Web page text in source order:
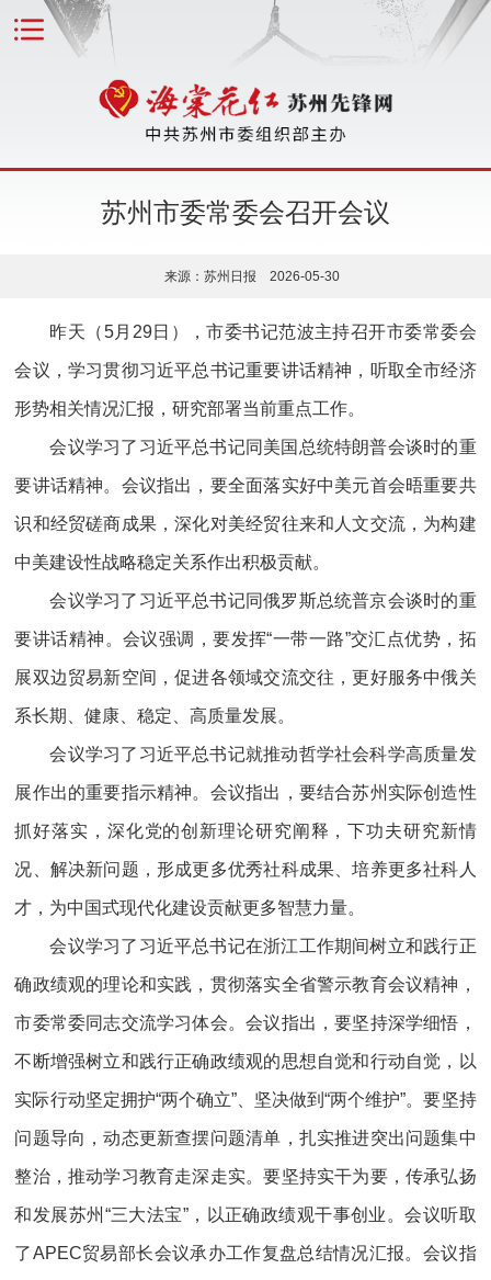
苏州市委常委会召开会议
来源：苏州日报 2026-05-30
昨天（5月29日），市委书记范波主持召开市委常委会
会议，学习贯彻习近平总书记重要讲话精神，听取全市经济
形势相关情况汇报，研究部署当前重点工作。
会议学习了习近平总书记同美国总统特朗普会谈时的重
要讲话精神。会议指出，要全面落实好中美元首会晤重要共
识和经贸磋商成果，深化对美经贸往来和人文交流，为构建
中美建设性战略稳定关系作出积极贡献。
会议学习了习近平总书记同俄罗斯总统普京会谈时的重
要讲话精神。会议强调，要发挥“一带一路”交汇点优势，拓
展双边贸易新空间，促进各领域交流交往，更好服务中俄关
系长期、健康、稳定、高质量发展。
会议学习了习近平总书记就推动哲学社会科学高质量发
展作出的重要指示精神。会议指出，要结合苏州实际创造性
抓好落实，深化党的创新理论研究阐释，下功夫研究新情
况、解决新问题，形成更多优秀社科成果、培养更多社科人
才，为中国式现代化建设贡献更多智慧力量。
会议学习了习近平总书记在浙江工作期间树立和践行正
确政绩观的理论和实践，贯彻落实全省警示教育会议精神，
市委常委同志交流学习体会。会议指出，要坚持深学细悟，
不断增强树立和践行正确政绩观的思想自觉和行动自觉，以
实际行动坚定拥护“两个确立”、坚决做到“两个维护”。要坚持
问题导向，动态更新查摆问题清单，扎实推进突出问题集中
整治，推动学习教育走深走实。要坚持实干为要，传承弘扬
和发展苏州“三大法宝”，以正确政绩观干事创业。会议听取
了APEC贸易部长会议承办工作复盘总结情况汇报。会议指